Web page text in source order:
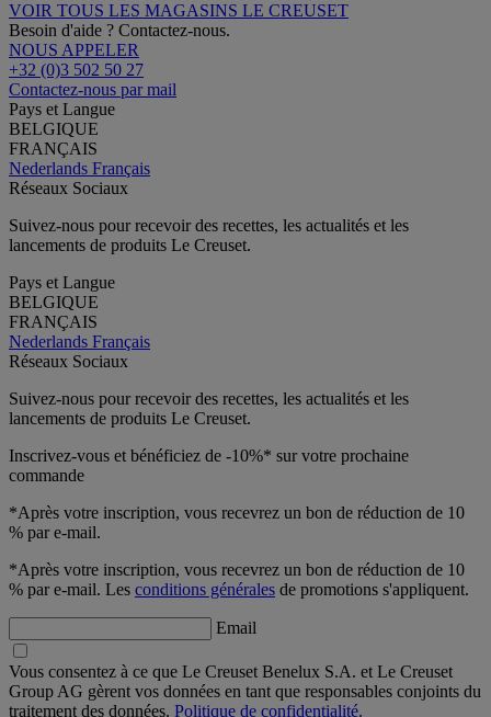
VOIR TOUS LES MAGASINS LE CREUSET
Besoin d'aide ? Contactez-nous.
NOUS APPELER
+32 (0)3 502 50 27
Contactez-nous par mail
Pays et Langue
BELGIQUE
FRANÇAIS
Nederlands Français
Réseaux Sociaux
Suivez-nous pour recevoir des recettes, les actualités et les
lancements de produits Le Creuset.
Pays et Langue
BELGIQUE
FRANÇAIS
Nederlands Français
Réseaux Sociaux
Suivez-nous pour recevoir des recettes, les actualités et les
lancements de produits Le Creuset.
Inscrivez-vous et bénéficiez de -10%* sur votre prochaine
commande
*Après votre inscription, vous recevrez un bon de réduction de 10
% par e-mail.
*Après votre inscription, vous recevrez un bon de réduction de 10
% par e-mail. Les conditions générales de promotions s'appliquent.
Email
Vous consentez à ce que Le Creuset Benelux S.A. et Le Creuset
Group AG gèrent vos données en tant que responsables conjoints du
traitement des données. Politique de confidentialité.